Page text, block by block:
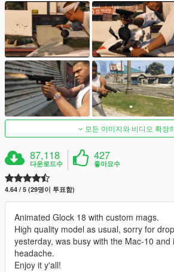
모든 이미지와 비디오 확장
87,118
다운로드수
427
좋아요수
4.64 / 5 (29명이 투표함)
Animated Glock 18 with custom mags.
High quality model as usual, sorry for
yesterday, was busy with the Mac-10 and
headache.
Enjoy it y'all!